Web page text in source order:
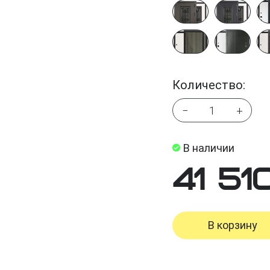
Количество:
− +
В наличии
41
В корзину